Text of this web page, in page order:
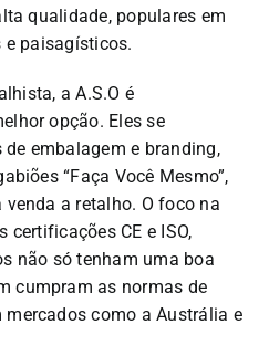
qualidade, populares em
paisagísticos.
a A.S.O é
opção. Eles se
embalagem e branding,
“Faça Você Mesmo”,
a retalho. O foco na
certificações CE e ISO,
não só tenham uma boa
cumpram as normas de
como a Austrália e